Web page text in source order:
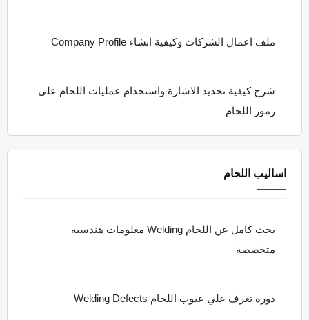
ملف اعمال الشركات وكيفية انشاء Company Profile
شرح كيفية تحديد الاشارة واستخدام عمليات اللحام على
رموز اللحام
اساليب اللحام
بحث كامل عن اللحام Welding معلومات هندسية
متخصصة
دورة تعرف علي عيوب اللحام Welding Defects